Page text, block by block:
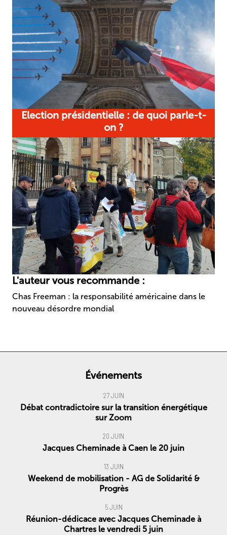
Election présidentielle : de quoi parle-t-
on ?
L'auteur vous recommande :
Chas Freeman : la responsabilité américaine dans le
nouveau désordre mondial
Événements
27 JUIN
Débat contradictoire sur la transition énergétique
sur Zoom
20 JUIN
Jacques Cheminade à Caen le 20 juin
13 JUIN
Weekend de mobilisation - AG de Solidarité &
Progrès
5 JUIN
Réunion-dédicace avec Jacques Cheminade à
Chartres le vendredi 5 juin